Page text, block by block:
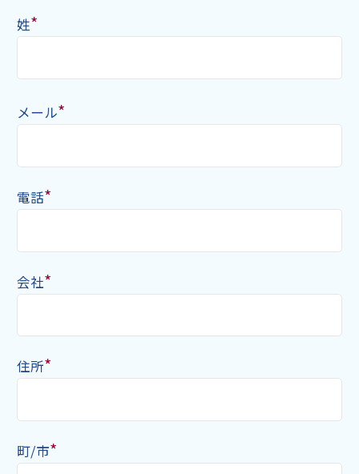
姓*
メール*
電話*
会社*
住所*
町/市*